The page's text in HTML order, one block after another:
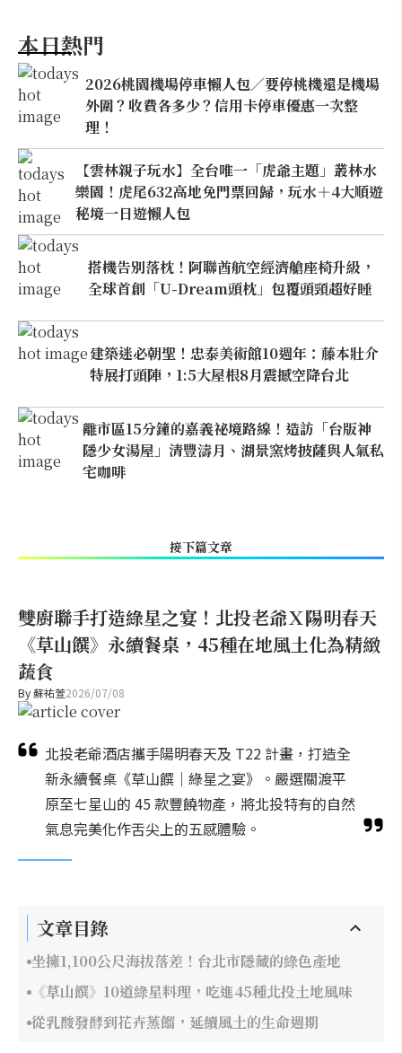
本日熱門
2026桃園機場停車懶人包／要停桃機還是機場
外圍？收費各多少？信用卡停車優惠一次整
理！
【雲林親子玩水】全台唯一「虎爺主題」叢林水
樂園！虎尾632高地免門票回歸，玩水＋4大順遊
秘境一日遊懶人包
搭機告別落枕！阿聯酋航空經濟艙座椅升級，
全球首創「U-Dream頭枕」包覆頭頸超好睡
建築迷必朝聖！忠泰美術館10週年：藤本壯介
特展打頭陣，1:5大屋根8月震撼空降台北
離市區15分鐘的嘉義祕境路線！造訪「台版神
隱少女湯屋」清豐濤月、湖景窯烤披薩與人氣私
宅咖啡
接下篇文章
雙廚聯手打造綠星之宴！北投老爺Ｘ陽明春天
《草山饌》永續餐桌，45種在地風土化為精緻
蔬食
By蘇祐萱2026/07/08
北投老爺酒店攜手陽明春天及 T22 計畫，打造全
新永續餐桌《草山饌｜綠星之宴》。嚴選關渡平
原至七星山的 45 款豐饒物產，將北投特有的自然
氣息完美化作舌尖上的五感體驗。
文章目錄
坐擁1,100公尺海拔落差！台北市隱藏的綠色產地
《草山饌》10道綠星料理，吃進45種北投土地風味
從乳酸發酵到花卉蒸餾，延續風土的生命週期